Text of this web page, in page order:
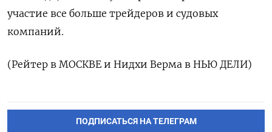
участие все больше трейдеров и судовых
компаний.
(Рейтер в МОСКВЕ и Нидхи Верма в НЬЮ ДЕЛИ)
ПОДПИСАТЬСЯ НА ТЕЛЕГРАМ